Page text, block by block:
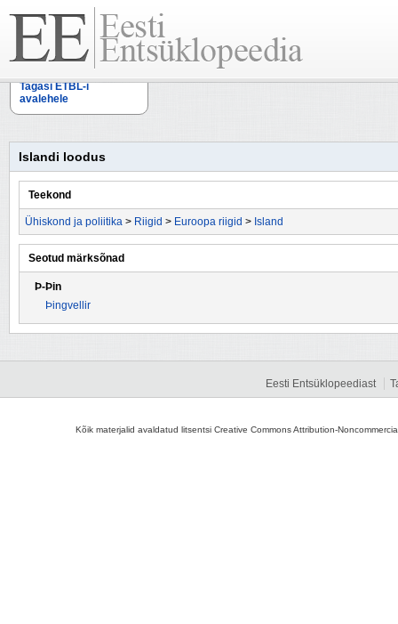
Tagasi ETBL-i
avalehele
Islandi loodus
Teekond
Ühiskond ja poliitika > Riigid > Euroopa riigid > Island
Seotud märksõnad
Þ-Þin
Þingvellir
Eesti Entsüklopeediast
Kõik materjalid avaldatud litsentsi Creative Commons Attribution-